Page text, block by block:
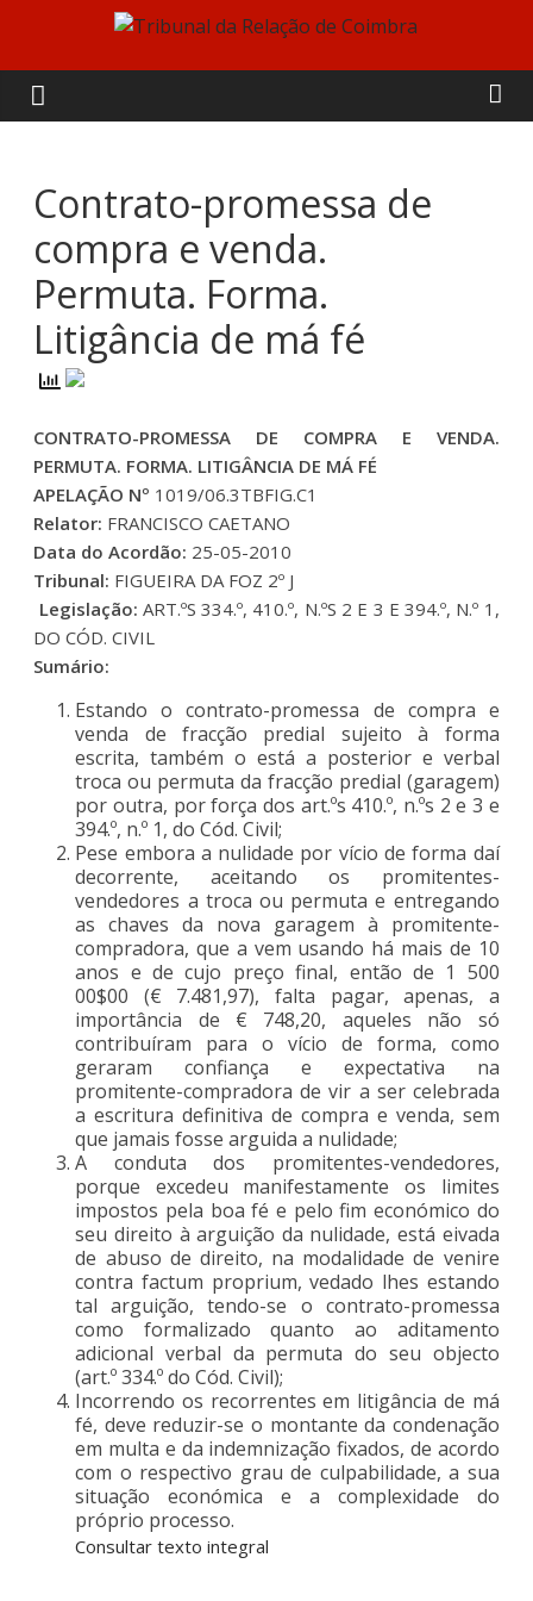
content
Tribunal
da
Relação
de
Coimbra
Contrato-promessa de
compra e venda.
Permuta. Forma.
Litigância de má fé
CONTRATO-PROMESSA DE COMPRA E VENDA.
PERMUTA. FORMA. LITIGÂNCIA DE MÁ FÉ
APELAÇÃO Nº 1019/06.3TBFIG.C1
Relator: FRANCISCO CAETANO
Data do Acordão: 25-05-2010
Tribunal: FIGUEIRA DA FOZ 2º J
Legislação: ART.ºS 334.º, 410.º, N.ºS 2 E 3 E 394.º, N.º 1,
DO CÓD. CIVIL
Sumário:
Estando o contrato-promessa de compra e
venda de fracção predial sujeito à forma
escrita, também o está a posterior e verbal
troca ou permuta da fracção predial (garagem)
por outra, por força dos art.ºs 410.º, n.ºs 2 e 3 e
394.º, n.º 1, do Cód. Civil;
Pese embora a nulidade por vício de forma daí
decorrente, aceitando os promitentes-
vendedores a troca ou permuta e entregando
as chaves da nova garagem à promitente-
compradora, que a vem usando há mais de 10
anos e de cujo preço final, então de 1 500
00$00 (€ 7.481,97), falta pagar, apenas, a
importância de € 748,20, aqueles não só
contribuíram para o vício de forma, como
geraram confiança e expectativa na
promitente-compradora de vir a ser celebrada
a escritura definitiva de compra e venda, sem
que jamais fosse arguida a nulidade;
A conduta dos promitentes-vendedores,
porque excedeu manifestamente os limites
impostos pela boa fé e pelo fim económico do
seu direito à arguição da nulidade, está eivada
de abuso de direito, na modalidade de venire
contra factum proprium, vedado lhes estando
tal arguição, tendo-se o contrato-promessa
como formalizado quanto ao aditamento
adicional verbal da permuta do seu objecto
(art.º 334.º do Cód. Civil);
Incorrendo os recorrentes em litigância de má
fé, deve reduzir-se o montante da condenação
em multa e da indemnização fixados, de acordo
com o respectivo grau de culpabilidade, a sua
situação económica e a complexidade do
próprio processo.
Consultar texto integral